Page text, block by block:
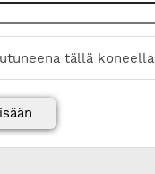
tällä koneella